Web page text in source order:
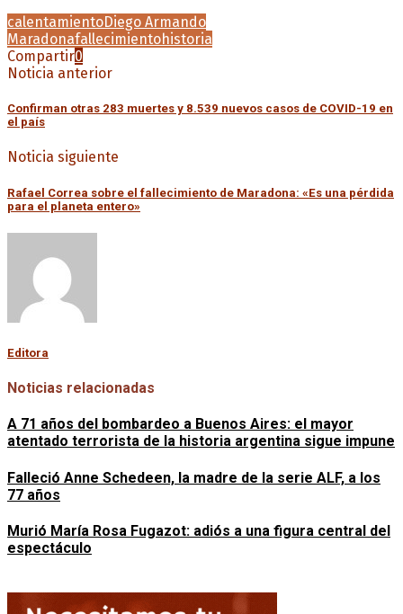
calentamientoDiego Armando
Maradonafallecimientohistoria
Compartir0
Noticia anterior
Confirman otras 283 muertes y 8.539 nuevos casos de COVID-19 en
el país
Noticia siguiente
Rafael Correa sobre el fallecimiento de Maradona: «Es una pérdida
para el planeta entero»
Editora
Noticias relacionadas
A 71 años del bombardeo a Buenos Aires: el mayor
atentado terrorista de la historia argentina sigue impune
Falleció Anne Schedeen, la madre de la serie ALF, a los
77 años
Murió María Rosa Fugazot: adiós a una figura central del
espectáculo